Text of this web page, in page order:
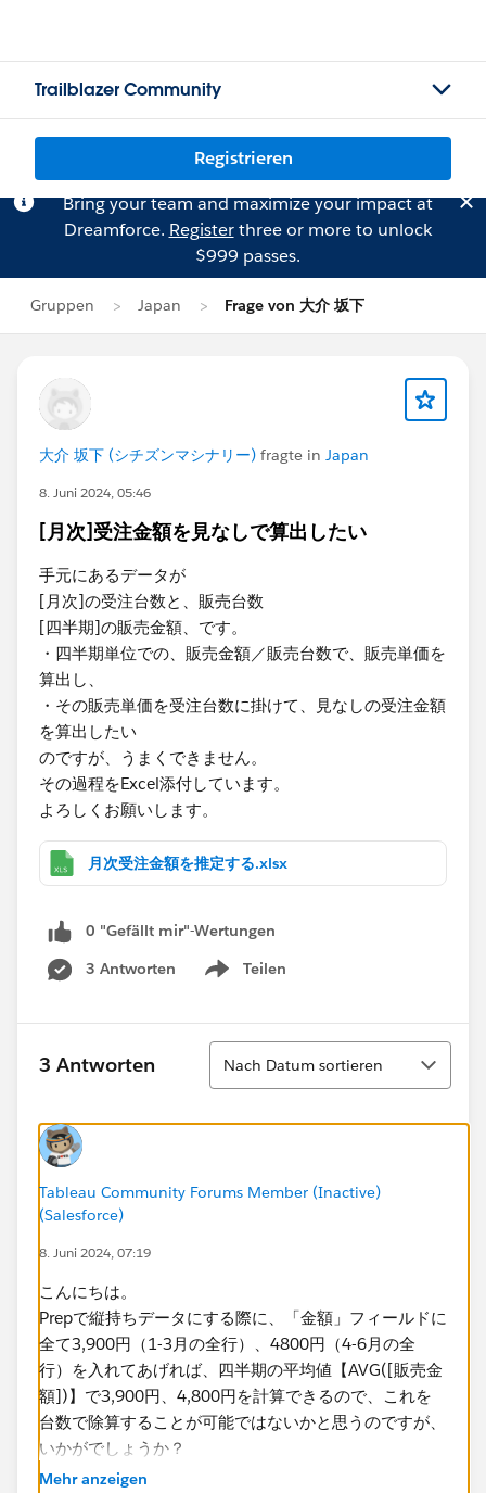
Trailblazer Community
Registrieren
Bring your team and maximize your impact at
Dreamforce. Registerthree or more to unlock
$999 passes.
Gruppen Japan Frage von 大介 坂下
大介 坂下 (シチズンマシナリー) fragte in Japan
8. Juni 2024, 05:46
[月次]受注金額を見なしで算出したい
手元にあるデータが
[月次]の受注台数と、販売台数
[四半期]の販売金額、です。
・四半期単位での、販売金額／販売台数で、販売単価を
算出し、
・その販売単価を受注台数に掛けて、見なしの受注金額
を算出したい
のですが、うまくできません。
その過程をExcel添付して​います。
よろしくお願いします。​
月次受注金額を推定する.xlsx
0 "Gefällt mir"-Wertungen
3 Antworten
Teilen
Show menu
3 Antworten
Sortieren
Nach Datum sortieren
Tableau Community Forums Member (Inactive)
(Salesforce)
8. Juni 2024, 07:19
こんにちは。
Prepで縦持ちデータにする際に、「金額」フィールドに
全て3,900円（1-3月の全行）、4800円（4-6月の全
行）を入れてあげれば、四半期の平均値【AVG([販売金
額])】で3,900円、4,800円を計算できるので、これを
台数で除算することが可能ではないかと思うのですが、
いかがでしょうか？
Mehr anzeigen